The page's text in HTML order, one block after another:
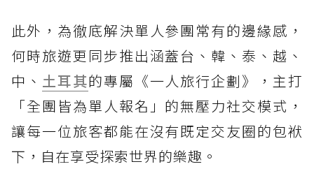
此外，為徹底解決單人參團常有的邊緣感，
何時旅遊更同步推出涵蓋台、韓、泰、越、
中、 土耳其的專屬《一人旅行企劃》，主打
「全團皆為單人報名」的無壓力社交模式，
讓每一位旅客都能在沒有既定交友圈的包袱
下，自在享受探索世界的樂趣。